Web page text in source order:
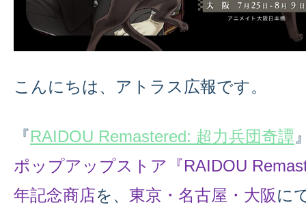
こんにちは、アトラス広報です。
『RAIDOU Remastered: 超力兵団奇譚
ポップアップストア『RAIDOU
年記念商店を、 東京・名古屋・大阪に